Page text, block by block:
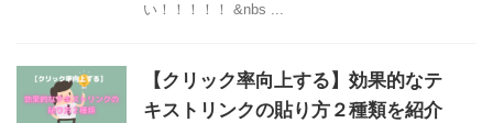
い！！！！！ &nbs ...
【クリック率向上する】効果的なテ
キストリンクの貼り方２種類を紹介